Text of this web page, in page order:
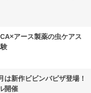
アース製薬の虫ケアス
は新作ビビンバピザ登場！
開催